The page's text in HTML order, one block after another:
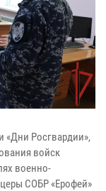
«Дни Росгвардии»,
войск
военно-
СОБР «Ерофей»